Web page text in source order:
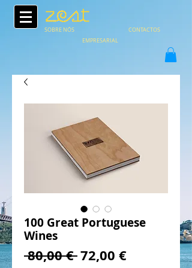
SOBRE NÓS CONTACTOS
EMPRESARIAL
100 Great Portuguese
Wines
80,00 € Preço
72,00 €Preço